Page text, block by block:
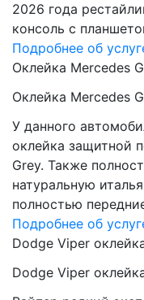
2026 года
консоль с
Подробнее об
Оклейка Mercedes
Оклейка Mercedes
У данного
оклейка защитной
Grey. Также
натуральную
полностью
Подробнее об
Dodge Viper
Dodge Viper